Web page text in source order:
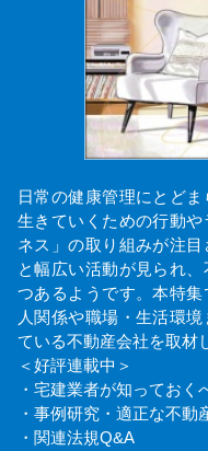
日常の健康管理にとど
生きていくための行動
ネス」の取り組みが注
と幅広い活動が見られ
つあるようです。本特
人関係や職場・生活環
ている不動産会社を取材
＜好評連載中＞
・宅建業者が知ってお
・事例研究・適正な不動
・関連法規Q&A